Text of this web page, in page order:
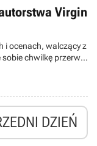
Virgin
i ocenach, walczący z
chwilkę przerwy i
firmy Virgin
DZIEŃ